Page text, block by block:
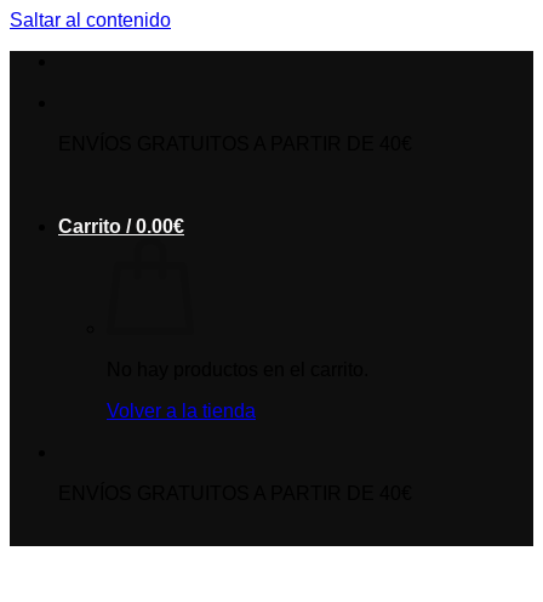
Saltar al contenido
Carrito /0.00€
Volver a la tienda